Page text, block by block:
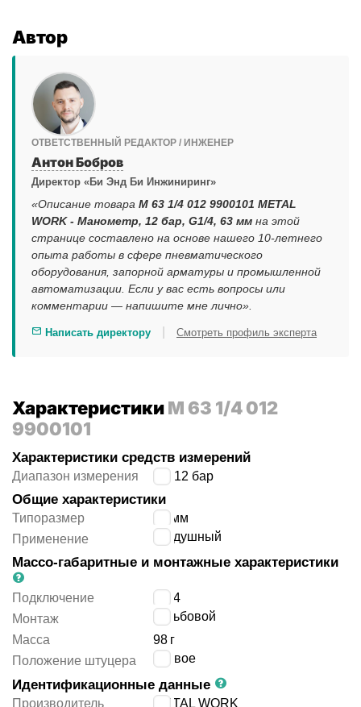
Автор
ОТВЕТСТВЕННЫЙ РЕДАКТОР / ИНЖЕНЕР
Антон Бобров
Директор «Би Энд Би Инжиниринг»
«Описание товара M 63 1/4 012 9900101 METAL
WORK - Манометр, 12 бар, G1/4, 63 мм на этой
странице составлено на основе нашего 10-летнего
опыта работы в сфере пневматического
оборудования, запорной арматуры и промышленной
автоматизации. Если у вас есть вопросы или
комментарии — напишите мне лично».
Написать директору Смотреть профиль эксперта
ХарактеристикиM 63 1/4 012
9900101
Характеристики средств измерений
Диапазон измерения 0 ÷ 12 бар
Общие характеристики
Типоразмер
63 мм
Применение
воздушный
Массо-габаритные и монтажные характеристики
Подключение
G1/4
Монтаж
резьбовой
Масса
98 г
Положение штуцера
осевое
Идентификационные данные
Производитель METAL WORK